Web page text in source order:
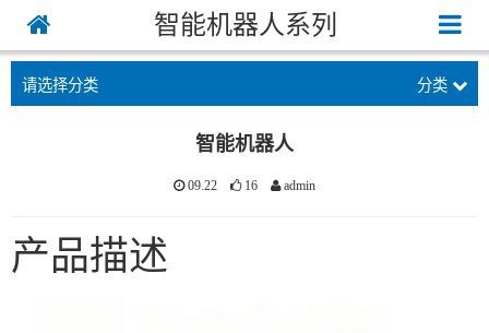
智能机器人系列
请选择分类 分类
智能机器人
09.22 16 admin
产品描述